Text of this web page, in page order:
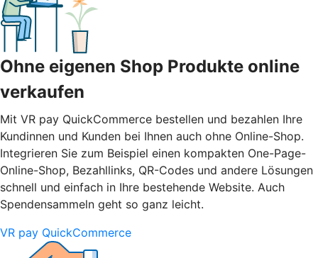
Ohne eigenen Shop Produkte online
verkaufen
Mit VR pay QuickCommerce bestellen und bezahlen Ihre
Kundinnen und Kunden bei Ihnen auch ohne Online-Shop.
Integrieren Sie zum Beispiel einen kompakten One-Page-
Online-Shop, Bezahllinks, QR-Codes und andere Lösungen
schnell und einfach in Ihre bestehende Website. Auch
Spendensammeln geht so ganz leicht.
VR pay QuickCommerce